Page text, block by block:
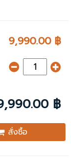
9,990.00 ฿
฿
สั่งซื้อ